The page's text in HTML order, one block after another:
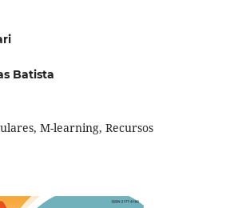
Batista
M-learning, Recursos